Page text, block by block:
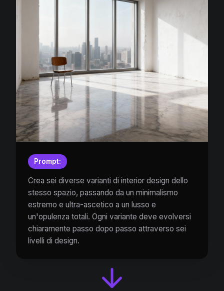
Prompt:
Crea sei diverse varianti di interior design dello
stesso spazio, passando da un minimalismo
estremo e ultra-ascetico a un lusso e
un'opulenza totali. Ogni variante deve evolversi
chiaramente passo dopo passo attraverso sei
livelli di design.